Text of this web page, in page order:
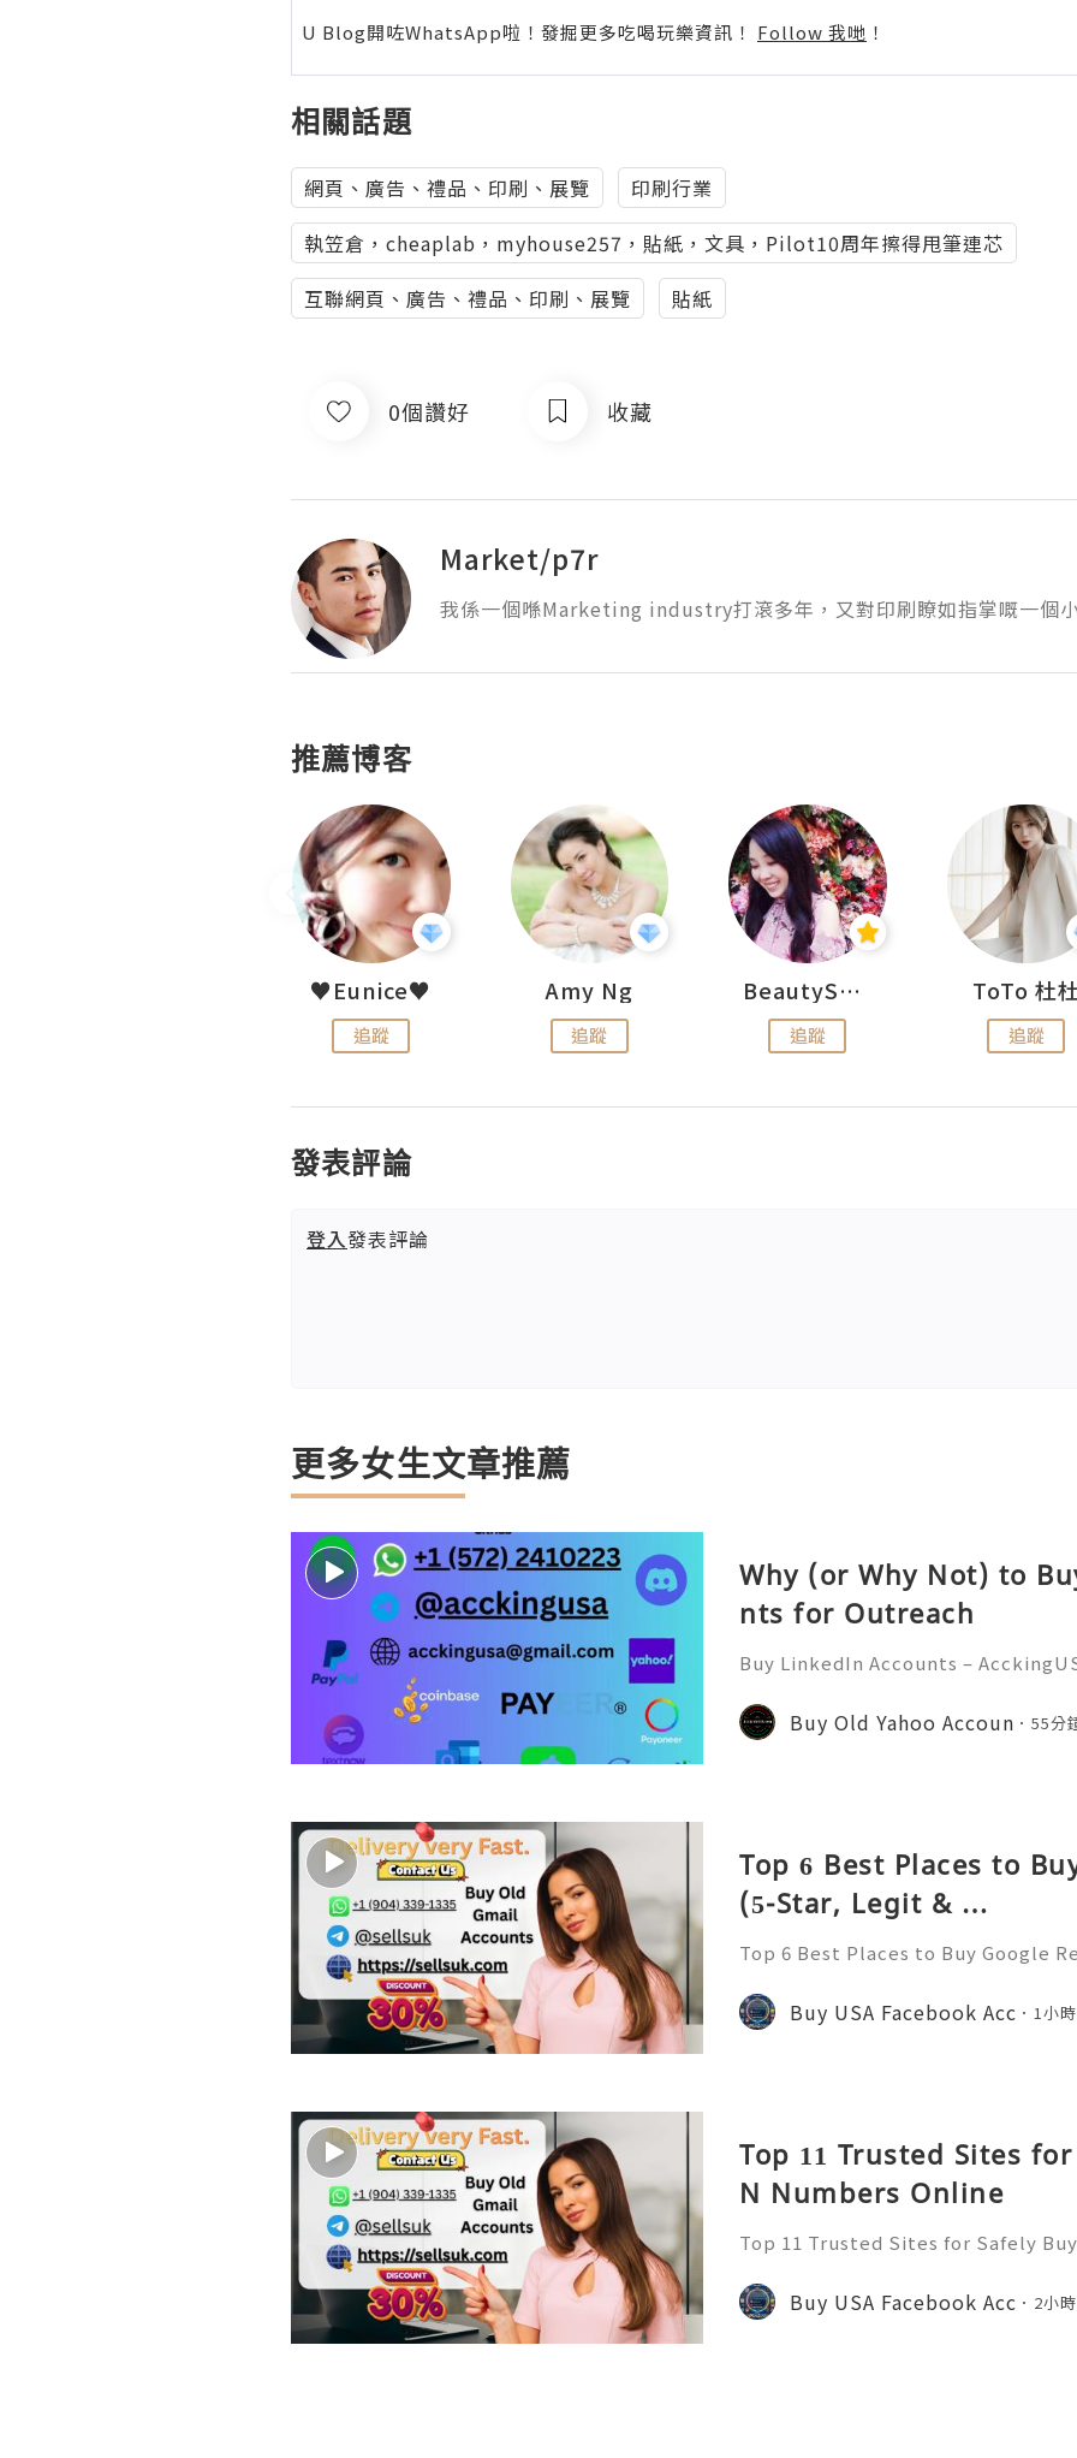
U Blog開咗WhatsApp啦！發掘更多吃喝玩樂資訊！ Follow 我哋 ！
相關話題
網頁、廣告、禮品、印刷、展覽
印刷行業
執笠倉，cheaplab，myhouse257，貼紙，文具，Pilot10周年擦得甩筆連芯
互聯網頁、廣告、禮品、印刷、展覽
貼紙
0個讚好 收藏
Market/p7r
我係一個喺Marketing industry打滾多年，又對印刷瞭如指掌嘅一個
推薦博客
♥Eunice♥
追蹤
Amy Ng
追蹤
BeautySearch
追蹤
ToTo 杜杜
追蹤
發表評論
登入發表評論
更多女生文章推薦
Why (or Why Not) to
nts for Outreach
Buy LinkedIn Accounts –
ant than ever. AcckingUSA.com
a crucial role in connecting
Buy Old Yahoo Accoun 55分
Top 6 Best Places to
(5-Star, Legit & …
Top 6 Best Places to Buy Google
omy, public review systems act
consumer decision-mak
Buy USA Facebook Acc 1小
Top 11 Trusted Sites
N Numbers Online
Top 11 Trusted Sites for Safely
nal identification frameworks
astructure for civic parti
Buy USA Facebook Acc 2小